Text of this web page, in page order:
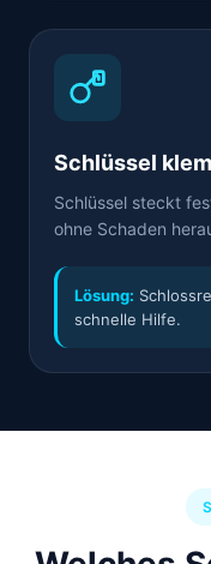
Schlüssel
Schlüssel steckt
ohne Schaden
Lösung:
schnelle Hilfe.